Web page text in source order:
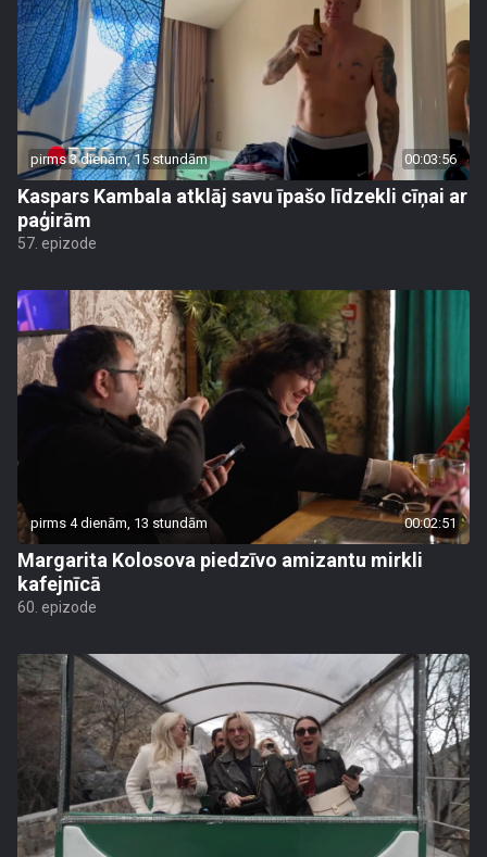
pirms 3 dienām, 15 stundām 00:03:56
Kaspars Kambala atklāj savu īpašo līdzekli cīņai ar
paģirām
57. epizode
pirms 4 dienām, 13 stundām 00:02:51
Margarita Kolosova piedzīvo amizantu mirkli
kafejnīcā
60. epizode